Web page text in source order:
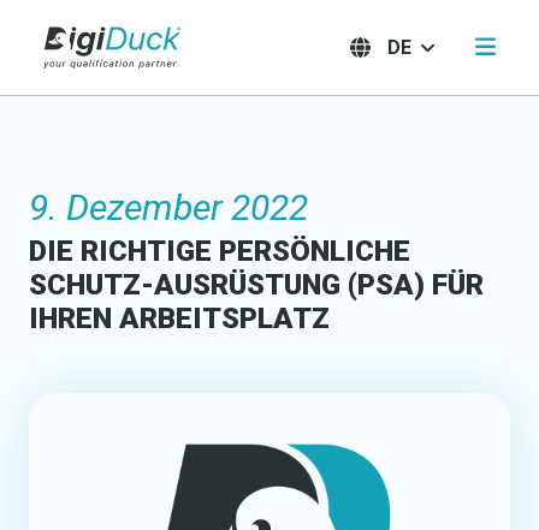
DE
9. Dezember 2022
DIE RICHTIGE PERSÖNLICHE
SCHUTZ-AUSRÜSTUNG (PSA) FÜR
IHREN ARBEITSPLATZ